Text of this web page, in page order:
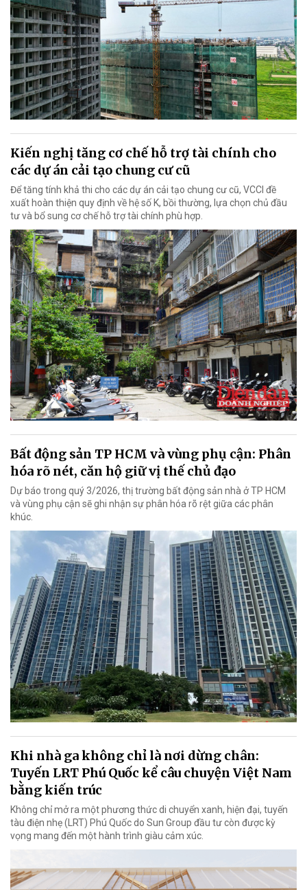
Kiến nghị tăng cơ chế hỗ trợ tài chính cho
các dự án cải tạo chung cư cũ
Để tăng tính khả thi cho các dự án cải tạo chung cư cũ, VCCI đề
xuất hoàn thiện quy định về hệ số K, bồi thường, lựa chọn chủ đầu
tư và bổ sung cơ chế hỗ trợ tài chính phù hợp.
Bất động sản TP HCM và vùng phụ cận: Phân
hóa rõ nét, căn hộ giữ vị thế chủ đạo
Dự báo trong quý 3/2026, thị trường bất động sản nhà ở TP HCM
và vùng phụ cận sẽ ghi nhận sự phân hóa rõ rệt giữa các phân
khúc.
Khi nhà ga không chỉ là nơi dừng chân:
Tuyến LRT Phú Quốc kể câu chuyện Việt Nam
bằng kiến trúc
Không chỉ mở ra một phương thức di chuyển xanh, hiện đại, tuyến
tàu điện nhẹ (LRT) Phú Quốc do Sun Group đầu tư còn được kỳ
vọng mang đến một hành trình giàu cảm xúc.